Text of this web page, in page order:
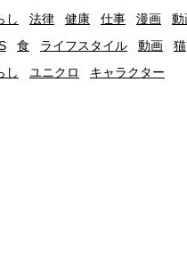
し 法律 健康 仕事 漫画 動
食 ライフスタイル 動画 猫
し
ユニクロ キャラクター